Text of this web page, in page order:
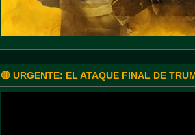
🔴 URGENTE: EL ATAQUE FINAL DE